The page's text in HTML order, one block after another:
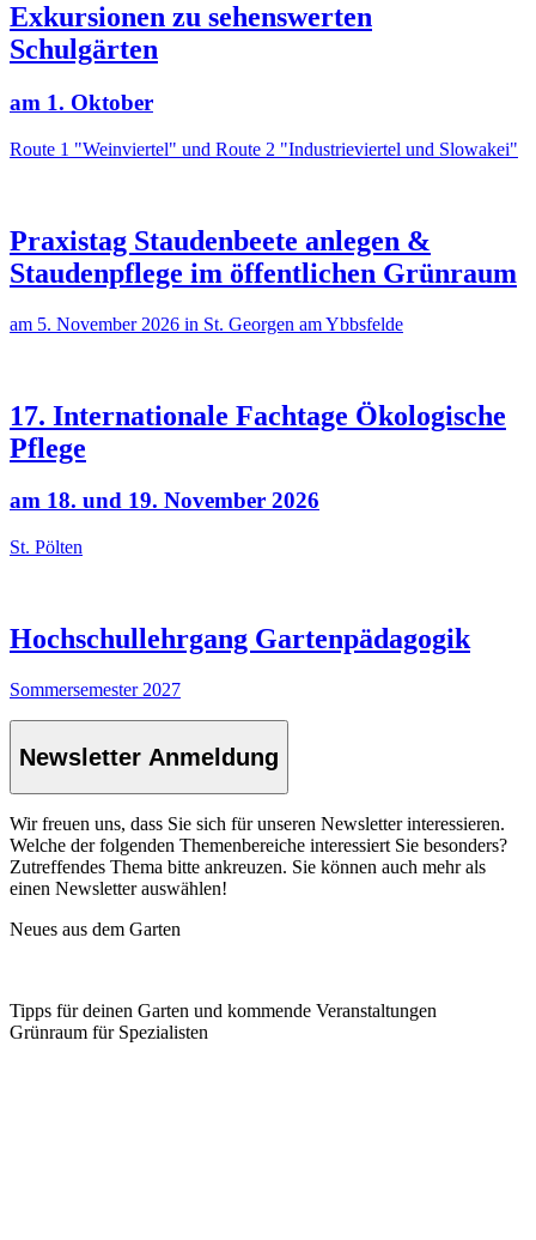
Exkursionen zu sehenswerten
Schulgärten
am 1. Oktober
Route 1 "Weinviertel" und Route 2 "Industrieviertel und Slowakei"
Praxistag Staudenbeete anlegen &
Staudenpflege im öffentlichen Grünraum
am 5. November 2026 in St. Georgen am Ybbsfelde
17. Internationale Fachtage Ökologische
Pflege
am 18. und 19. November 2026
St. Pölten
Hochschullehrgang Gartenpädagogik
Sommersemester 2027
Newsletter Anmeldung
Wir freuen uns, dass Sie sich für unseren Newsletter interessieren.
Welche der folgenden Themenbereiche interessiert Sie besonders?
Zutreffendes Thema bitte ankreuzen. Sie können auch mehr als
einen Newsletter auswählen!
Neues aus dem Garten
Tipps für deinen Garten und kommende Veranstaltungen
Grünraum für Spezialisten